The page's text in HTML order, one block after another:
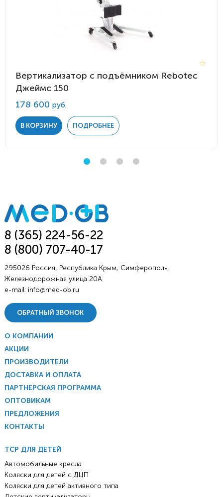
Вертикализатор с подъёмником Rebotec
Джеймс 150
178 600 руб.
В КОРЗИНУ ПОДРОБНЕЕ
8 (365) 224-56-22
8 (800) 707-40-17
295026 Россия, Республика Крым, Симферополь,
Железнодорожная улица 20А
e-mail: info@med-ob.ru
ОБРАТНЫЙ ЗВОНОК
О КОМПАНИИ
АКЦИИ
ПРОИЗВОДИТЕЛИ
ДОСТАВКА И ОПЛАТА
ПАРТНЕРСКАЯ ПРОГРАММА
ОПТОВИКАМ
ПРЕДЛОЖЕНИЯ
КОНТАКТЫ
ТСР ДЛЯ ДЕТЕЙ
Автомобильные кресла
Коляски для детей с ДЦП
Коляски для детей активного типа